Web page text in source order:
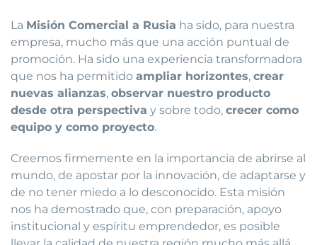
La Misión Comercial a Rusia ha sido, para nuestra
empresa, mucho más que una acción puntual de
promoción. Ha sido una experiencia transformadora
que nos ha permitido ampliar horizontes, crear
nuevas alianzas, observar nuestro producto
desde otra perspectiva y sobre todo, crecer como
equipo y como proyecto.
Creemos firmemente en la importancia de abrirse al
mundo, de apostar por la innovación, de adaptarse y
de no tener miedo a lo desconocido. Esta misión
nos ha demostrado que, con preparación, apoyo
institucional y espíritu emprendedor, es posible